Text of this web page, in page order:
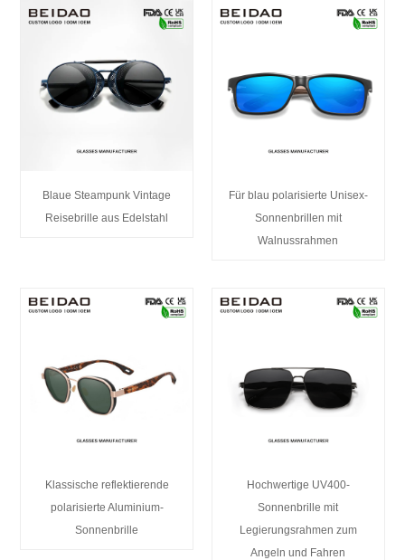
Blaue Steampunk Vintage
Reisebrille aus Edelstahl
Für blau polarisierte Unisex-
Sonnenbrillen mit
Walnussrahmen
Klassische reflektierende
polarisierte Aluminium-
Sonnenbrille
Hochwertige UV400-
Sonnenbrille mit
Legierungsrahmen zum
Angeln und Fahren